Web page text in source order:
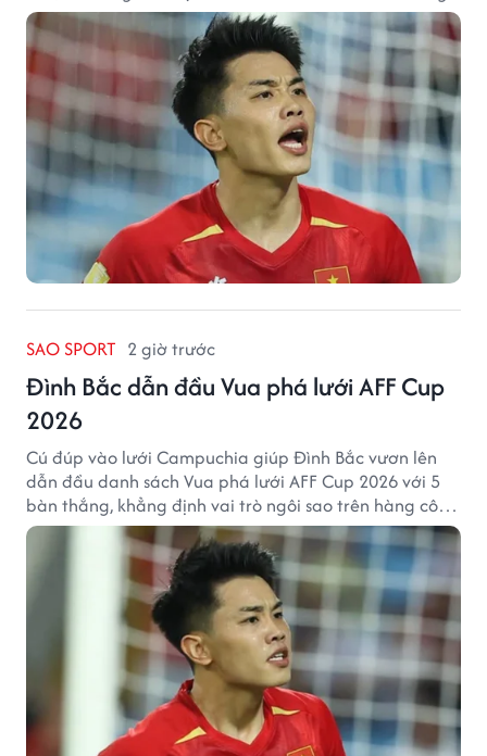
SAO SPORT 2 giờ trước
Đình Bắc dẫn đầu Vua phá lưới AFF Cup
2026
Cú đúp vào lưới Campuchia giúp Đình Bắc vươn lên
dẫn đầu danh sách Vua phá lưới AFF Cup 2026 với 5
bàn thắng, khẳng định vai trò ngôi sao trên hàng công
tuyển Việt Nam.